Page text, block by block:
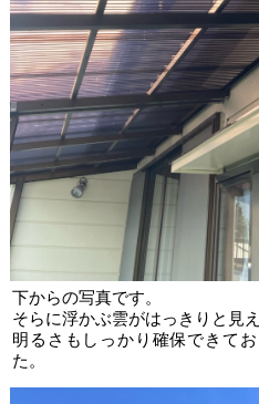
下からの写真です。
そらに浮かぶ雲がはっきりと見
明るさもしっかり確保できて
た。